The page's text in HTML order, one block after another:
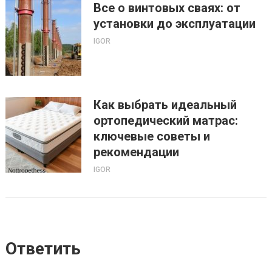
Все о винтовых сваях: от
установки до эксплуатации
IGOR
Как выбрать идеальный
ортопедический матрас:
ключевые советы и
рекомендации
IGOR
Ответить